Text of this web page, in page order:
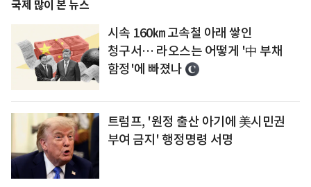
국제 많이 본 뉴스
시속 160㎞ 고속철 아래 쌓인
청구서… 라오스는 어떻게 '中 부채
함정'에 빠졌나
트럼프, '원정 출산 아기에 美시민권
부여 금지' 행정명령 서명